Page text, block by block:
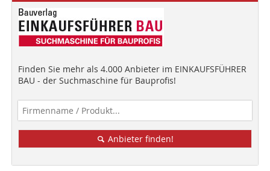
Finden Sie mehr als 4.000 Anbieter im EINKAUFSFÜHRER
BAU - der Suchmaschine für Bauprofis!
Anbieter finden!